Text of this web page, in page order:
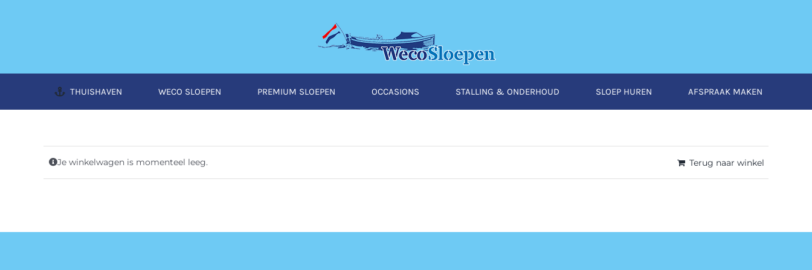
THUISHAVEN WECO SLOEPEN PREMIUM SLOEPEN OCCASIONS STALLING & ONDERHOUD SLOEP HUREN AFSPRAAK MAKEN
Je winkelwagen is momenteel leeg. Terug naar winkel